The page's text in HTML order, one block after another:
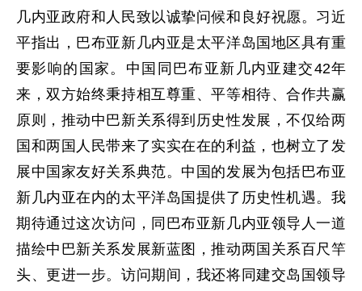
几内亚政府和人民致以诚挚问候和良好祝愿。习近
平指出，巴布亚新几内亚是太平洋岛国地区具有重
要影响的国家。中国同巴布亚新几内亚建交42年
来，双方始终秉持相互尊重、平等相待、合作共赢
原则，推动中巴新关系得到历史性发展，不仅给两
国和两国人民带来了实实在在的利益，也树立了发
展中国家友好关系典范。中国的发展为包括巴布亚
新几内亚在内的太平洋岛国提供了历史性机遇。我
期待通过这次访问，同巴布亚新几内亚领导人一道
描绘中巴新关系发展新蓝图，推动两国关系百尺竿
头、更进一步。访问期间，我还将同建交岛国领导